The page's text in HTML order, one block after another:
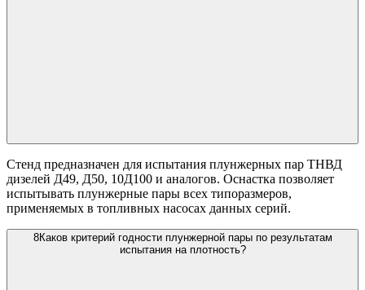
Стенд предназначен для испытания плунжерных пар ТНВД
дизелей Д49, Д50, 10Д100 и аналогов. Оснастка позволяет
испытывать плунжерные пары всех типоразмеров,
применяемых в топливных насосах данных серий.
8Каков критерий годности плунжерной пары по результатам
испытания на плотность?